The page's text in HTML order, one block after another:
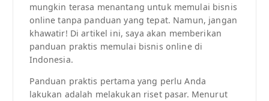
mungkin terasa menantang untuk memulai bisnis
online tanpa panduan yang tepat. Namun, jangan
khawatir! Di artikel ini, saya akan memberikan
panduan praktis memulai bisnis online di
Indonesia.
Panduan praktis pertama yang perlu Anda
lakukan adalah melakukan riset pasar. Menurut